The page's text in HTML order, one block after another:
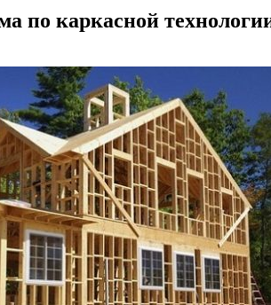
по каркасной